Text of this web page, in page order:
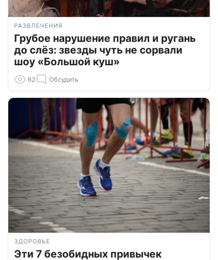
РАЗВЛЕЧЕНИЯ
Грубое нарушение правил и ругань
до слёз: звезды чуть не сорвали
шоу «Большой куш»
62 Обсудить
ЗДОРОВЬЕ
Эти 7 безобидных привычек